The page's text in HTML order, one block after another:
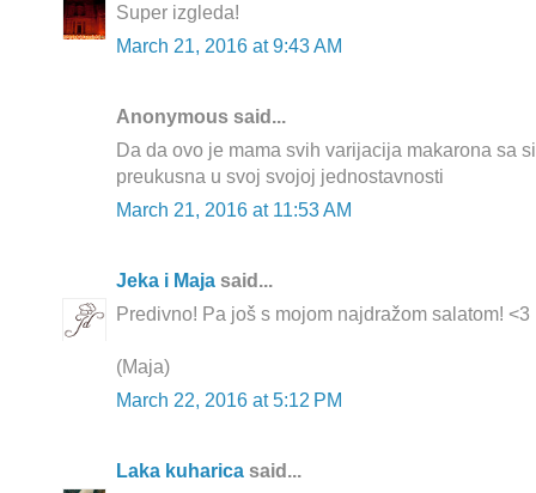
Super izgleda!
March 21, 2016 at 9:43 AM
Anonymous said...
Da da ovo je mama svih varijacija makarona sa
preukusna u svoj svojoj jednostavnosti
March 21, 2016 at 11:53 AM
Jeka i Maja said...
Predivno! Pa još s mojom najdražom salatom! <3
(Maja)
March 22, 2016 at 5:12 PM
Laka kuharica said...